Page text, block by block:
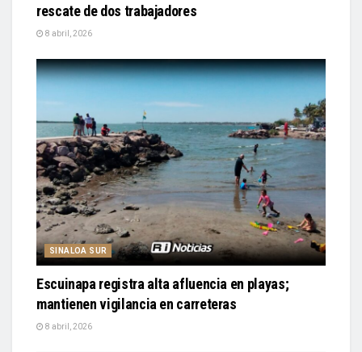
rescate de dos trabajadores
8 abril, 2026
SINALOA SUR
Escuinapa registra alta afluencia en playas;
mantienen vigilancia en carreteras
8 abril, 2026